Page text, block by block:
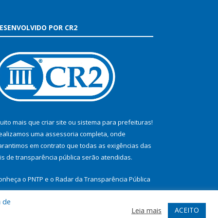
POR CR2
mais que criar site ou sistema para prefeituras!
uma assessoria completa, onde
em contrato que todas as exigências das
de transparência pública serão atendidas.
o PNTP e o Radar da Transparência Pública
de
Leia mais ACEITO